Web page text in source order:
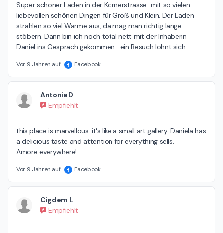
Super schöner Laden in der Körnerstrasse...mit so vielen
liebevollen schönen Dingen für Groß und Klein. Der Laden
strahlen so viel Wärme aus, da mag man richtig lange
stöbern. Dann bin ich noch total nett mit der Inhaberin
Daniel ins Gespräch gekommen... ein Besuch lohnt sich.
Vor 9 Jahren auf Facebook
Antonia D
Empfiehlt
this place is marvellous. it's like a small art gallery. Daniela has
a delicious taste and attention for everything sells.
Amore everywhere!
Vor 9 Jahren auf Facebook
Cigdem L
Empfiehlt